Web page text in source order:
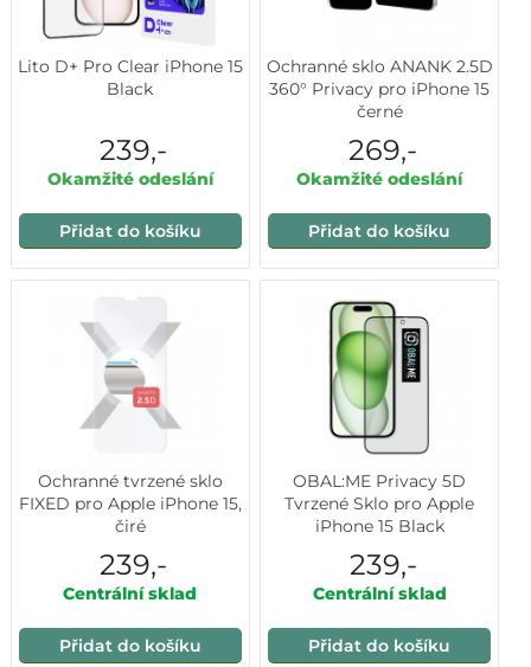
Lito D+ Pro Clear iPhone 15
Black
239,-
Okamžité odeslání
Přidat do košíku
Ochranné sklo ANANK 2.5D
360° Privacy pro iPhone 15
černé
269,-
Okamžité odeslání
Přidat do košíku
Ochranné tvrzené sklo
FIXED pro Apple iPhone 15,
čiré
239,-
Centrální sklad
Přidat do košíku
OBAL:ME Privacy 5D
Tvrzené Sklo pro Apple
iPhone 15 Black
239,-
Centrální sklad
Přidat do košíku